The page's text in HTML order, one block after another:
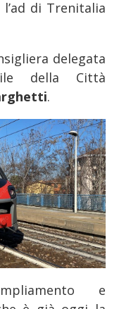
l’ad di Trenitalia
delegata
della Città
.
e